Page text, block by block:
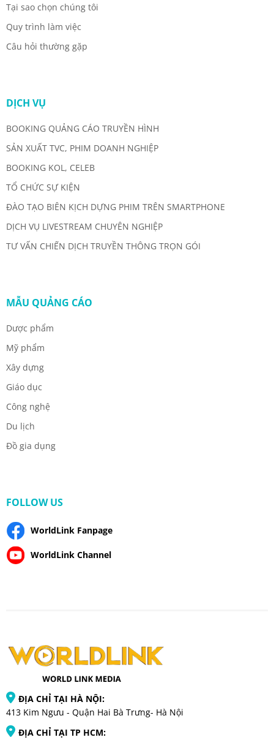
Tại sao chọn chúng tôi
Quy trình làm việc
Câu hỏi thường gặp
DỊCH VỤ
BOOKING QUẢNG CÁO TRUYỀN HÌNH
SẢN XUẤT TVC, PHIM DOANH NGHIỆP
BOOKING KOL, CELEB
TỔ CHỨC SỰ KIỆN
ĐÀO TẠO BIÊN KỊCH DỰNG PHIM TRÊN SMARTPHONE
DỊCH VỤ LIVESTREAM CHUYÊN NGHIỆP
TƯ VẤN CHIẾN DỊCH TRUYỀN THÔNG TRỌN GÓI
MẪU QUẢNG CÁO
Dược phẩm
Mỹ phẩm
Xây dựng
Giáo dục
Công nghệ
Du lịch
Đồ gia dụng
FOLLOW US
WorldLink Fanpage
WorldLink Channel
ĐỊA CHỈ TẠI HÀ NỘI:
413 Kim Ngưu - Quận Hai Bà Trưng- Hà Nội
ĐỊA CHỈ TẠI TP HCM: